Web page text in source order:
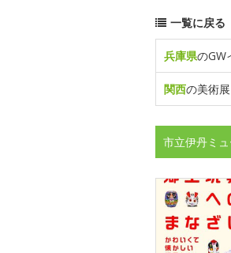
一覧に戻る
兵庫県のGW
関西の美術
市立伊丹ミ